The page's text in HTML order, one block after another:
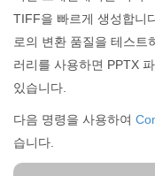
TIFF을 빠르게 생성합니
로의 변환 품질을 테스트
러리를 사용하면 PPTX
있습니다.
다음 명령을 사용하여
습니다.